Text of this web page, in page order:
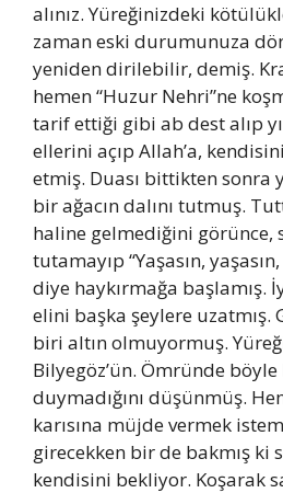
alınız. Yüreğinizdeki
zaman eski durumunuza
yeniden dirilebilir, demiş.
hemen “Huzur Nehri”ne
tarif ettiği gibi ab dest alıp
ellerini açıp Allah’a,
etmiş. Duası bittikten sonra
bir ağacın dalını tutmuş.
haline gelmediğini görünce,
tutamayıp “Yaşasın,
diye haykırmağa başlamış.
elini başka şeylere uzatmış.
biri altın olmuyormuş.
Bilyegöz’ün. Ömründe
duymadığını düşünmüş.
karısına müjde vermek
girecekken bir de bakmış ki
kendisini bekliyor. Koşarak